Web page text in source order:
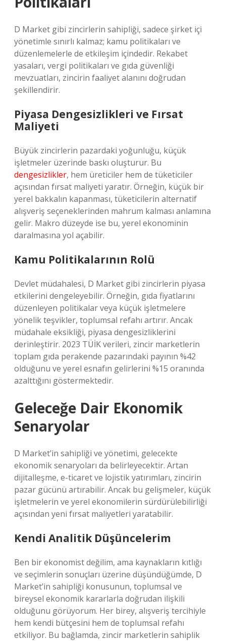
D Market gibi zincirlerin sahipliği, sadece şirket içi
yönetimle sınırlı kalmaz; kamu politikaları ve
düzenlemelerle de etkileşim içindedir. Rekabet
yasaları, vergi politikaları ve gıda güvenliği
mevzuatları, zincirin faaliyet alanını doğrudan
şekillendirir.
Piyasa Dengesizlikleri ve Fırsat
Maliyeti
Büyük zincirlerin pazardaki yoğunluğu, küçük
işletmeler üzerinde baskı oluşturur. Bu
dengesizlikler, hem üreticiler hem de tüketiciler
açısından fırsat maliyeti yaratır. Örneğin, küçük bir
yerel bakkalın kapanması, tüketicilerin alternatif
alışveriş seçeneklerinden mahrum kalması anlamına
gelir. Makro düzeyde ise bu, yerel ekonominin
daralmasına yol açabilir.
Kamu Politikalarının Rolü
Devlet müdahalesi, D Market gibi zincirlerin piyasa
etkilerini dengeleyebilir. Örneğin, gıda fiyatlarını
düzenleyen politikalar veya küçük işletmelere
yönelik teşvikler, toplumsal refahı artırır. Ancak
müdahale eksikliği, piyasa dengesizliklerini
derinleştirir. 2023 TÜİK verileri, zincir marketlerin
toplam gıda perakende pazarındaki payının %42
olduğunu ve yerel esnafın gelirlerini %15 oranında
azalttığını göstermektedir.
Geleceğe Dair Ekonomik
Senaryolar
D Market’in sahipliği ve yönetimi, gelecekte
ekonomik senaryoları da belirleyecektir. Artan
dijitalleşme, e-ticaret ve lojistik yatırımları, zincirin
pazar gücünü artırabilir. Ancak bu gelişmeler, küçük
işletmelerin ve yerel ekonomilerin sürdürülebilirliği
açısından yeni fırsat maliyetleri yaratabilir.
Kendi Analitik Düşüncelerim
Ben bir ekonomist değilim, ama kaynakların kıtlığı
ve seçimlerin sonuçları üzerine düşündüğümde, D
Market’in sahipliği konusunun, toplumsal ve
bireysel ekonomik kararlarla doğrudan ilişkili
olduğunu görüyorum. Her birey, alışveriş tercihiyle
hem kendi bütçesini hem de toplumsal refahı
etkiliyor. Bu bağlamda, zincir marketlerin sahiplik